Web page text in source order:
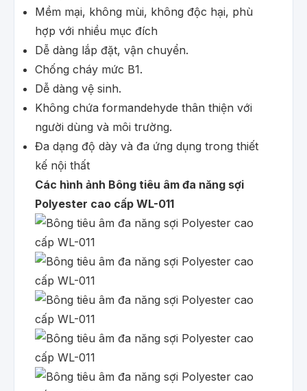
Mềm mại, không mùi, không độc hại, phù
hợp với nhiều mục đích
Dễ dàng lắp đặt, vận chuyển.
Chống cháy mức B1.
Dễ dàng vệ sinh.
Không chứa formandehyde thân thiện với
người dùng và môi trường.
Đa dạng độ dày và đa ứng dụng trong thiết
kế nội thất
Các hình ảnh Bông tiêu âm đa năng sợi
Polyester cao cấp WL-011